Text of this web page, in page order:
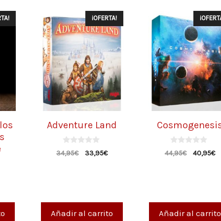
¡OFERTA!
Adventure Land
0
d
34,95€ 33,95€
Añadir al carrito
0
d
44,95€ 40,95€
Añadir al carrito